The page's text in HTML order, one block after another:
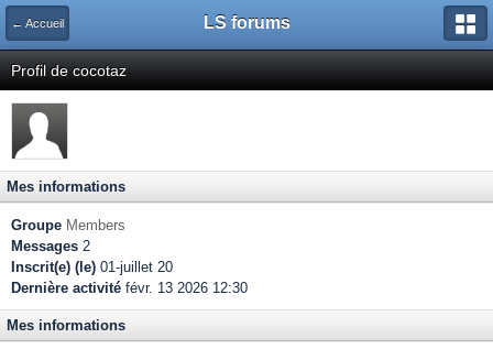
← Accueil LS forums
Profil de cocotaz
Mes informations
Groupe Members
Messages 2
Inscrit(e) (le) 01-juillet 20
Dernière activité févr. 13 2026 12:30
Mes informations